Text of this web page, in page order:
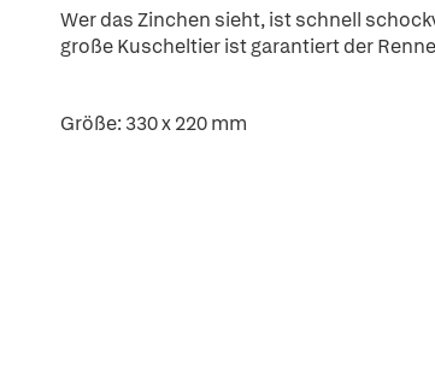
Wer das Zinchen sieht, ist schnell
große Kuscheltier ist garantiert der
Größe: 330 x 220 mm